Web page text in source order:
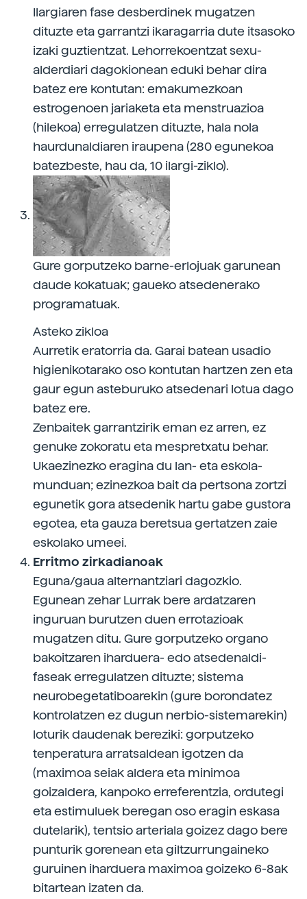
Ilargiaren fase desberdinek mugatzen
dituzte eta garrantzi ikaragarria dute itsasoko
izaki guztientzat. Lehorrekoentzat sexu-
alderdiari dagokionean eduki behar dira
batez ere kontutan: emakumezkoan
estrogenoen jariaketa eta menstruazioa
(hilekoa) erregulatzen dituzte, hala nola
haurdunaldiaren iraupena (280 egunekoa
batezbeste, hau da, 10 ilargi-ziklo).
Gure gorputzeko barne-erlojuak garunean
daude kokatuak; gaueko atsedenerako
programatuak.
Asteko zikloa
Aurretik eratorria da. Garai batean usadio
higienikotarako oso kontutan hartzen zen eta
gaur egun asteburuko atsedenari lotua dago
batez ere.
Zenbaitek garrantzirik eman ez arren, ez
genuke zokoratu eta mespretxatu behar.
Ukaezinezko eragina du lan- eta eskola-
munduan; ezinezkoa bait da pertsona zortzi
egunetik gora atsedenik hartu gabe gustora
egotea, eta gauza beretsua gertatzen zaie
eskolako umeei.
Erritmo zirkadianoak
Eguna/gaua alternantziari dagozkio.
Egunean zehar Lurrak bere ardatzaren
inguruan burutzen duen errotazioak
mugatzen ditu. Gure gorputzeko organo
bakoitzaren iharduera- edo atsedenaldi-
faseak erregulatzen dituzte; sistema
neurobegetatiboarekin (gure borondatez
kontrolatzen ez dugun nerbio-sistemarekin)
loturik daudenak bereziki: gorputzeko
tenperatura arratsaldean igotzen da
(maximoa seiak aldera eta minimoa
goizaldera, kanpoko erreferentzia, ordutegi
eta estimuluek beregan oso eragin eskasa
dutelarik), tentsio arteriala goizez dago bere
punturik gorenean eta giltzurrungaineko
guruinen iharduera maximoa goizeko 6-8ak
bitartean izaten da.